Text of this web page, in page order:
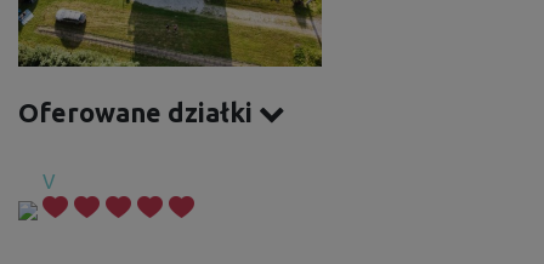
Oferowane działki
V